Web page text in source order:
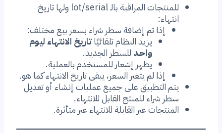
للمنتجات المراقبة بالـ lot/serial ولها تاريخ
انتهاء:
إذا تم إضافة سطر شراء بسعر بيع مختلف:
يزيد النظام تلقائيًاتاريخ الانتهاء ليوم
واحد للسطر الجديد.
يظهر إشعار للمستخدم بالعملية.
إذا لم يتغير السعر، يبقى تاريخ الانتهاء كما هو.
يتم التطبيق على جميع عمليات إنشاء أو تعديل
سطر شراء للمنتج القابل للانتهاء.
المنتجات غير القابلة للانتهاء غير متأثرة.